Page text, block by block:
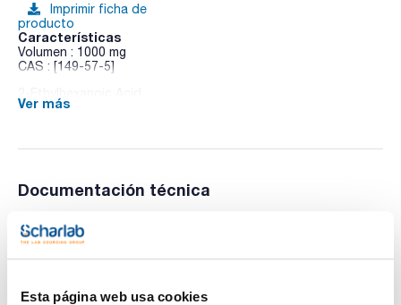
Esta página web usa cookies
Imprimir ficha de
producto
Características
Volumen : 1000 mg
CAS : [149-57-5]
Ver más
Documentación técnica
TDS / Ficha técnica
Regístrate para
Regístrate para